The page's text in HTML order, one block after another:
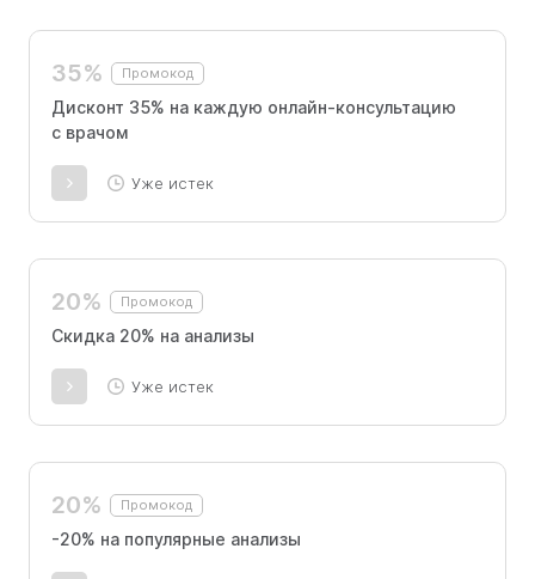
Петербурга
35% Промокод
Дисконт 35% на каждую онлайн-консультацию
с врачом
Уже истек
20% Промокод
Скидка 20% на анализы
Уже истек
20% Промокод
-20% на популярные анализы